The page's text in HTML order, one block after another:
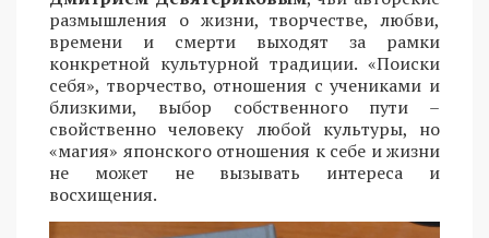
размышления о жизни, творчестве, любви,
времени и смерти выходят за рамки
конкретной культурной традиции. «Поиски
себя», творчество, отношения с учениками и
близкими, выбор собственного пути –
свойственно человеку любой культуры, но
«магия» японского отношения к себе и жизни
не может не вызывать интереса и
восхищения.